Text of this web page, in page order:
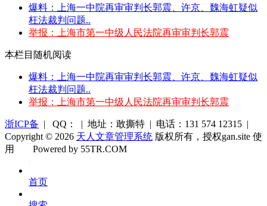
爆料：上海一中院再审审判长郭震、许京、魏海虹疑似
枉法裁判问题..
举报：上海市第一中级人民法院再审审判长郭震
本栏目随机阅读
爆料：上海一中院再审审判长郭震、许京、魏海虹疑似
枉法裁判问题..
举报：上海市第一中级人民法院再审审判长郭震
浙ICP备 | QQ： | 地址：敢撕特 | 电话：131 574 12315 |
Copyright © 2026 天人文章管理系统 版权所有，授权gan.site 使
用
库
Powered by 55TR.COM
首页